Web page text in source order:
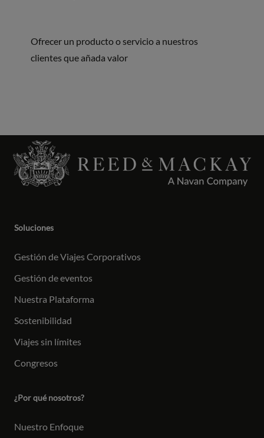
Ofrecer un producto o servicio a nuestros
clientes que añada valor
Soluciones
Gestión de Viajes Corporativos
Gestión de eventos
Nuestra Plataforma
Sostenibilidad
Viajes sin límites
Congresos
¿Por qué nosotros?
Nuestro Enfoque